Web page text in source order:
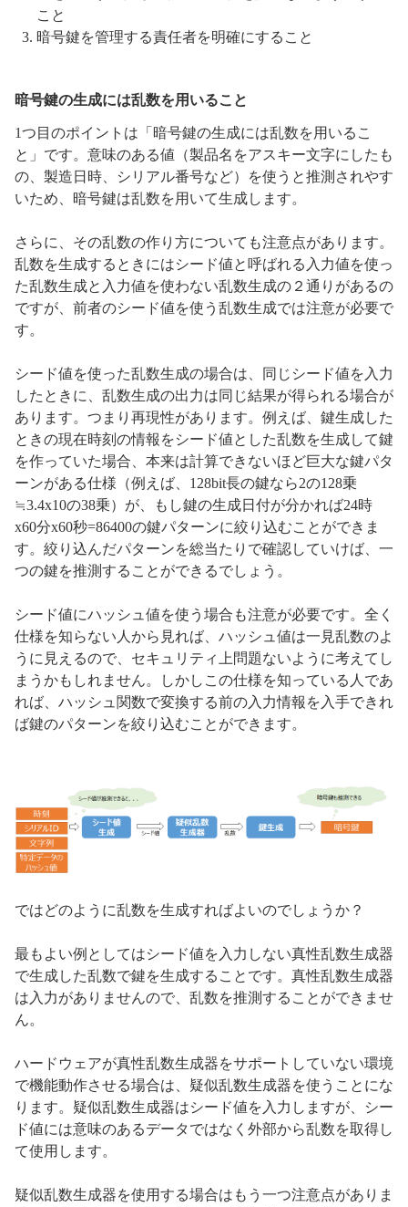
こと
暗号鍵を管理する責任者を明確にすること
暗号鍵の生成には乱数を用いること
1つ目のポイントは「暗号鍵の生成には乱数を用いるこ
と」です。意味のある値（製品名をアスキー文字にしたも
の、製造日時、シリアル番号など）を使うと推測されやす
いため、暗号鍵は乱数を用いて生成します。
さらに、その乱数の作り方についても注意点があります。
乱数を生成するときにはシード値と呼ばれる入力値を使っ
た乱数生成と入力値を使わない乱数生成の２通りがあるの
ですが、前者のシード値を使う乱数生成では注意が必要で
す。
シード値を使った乱数生成の場合は、同じシード値を入力
したときに、乱数生成の出力は同じ結果が得られる場合が
あります。つまり再現性があります。例えば、鍵生成した
ときの現在時刻の情報をシード値とした乱数を生成して鍵
を作っていた場合、本来は計算できないほど巨大な鍵パタ
ーンがある仕様（例えば、128bit長の鍵なら2の128乗
≒3.4x10の38乗）が、もし鍵の生成日付が分かれば24時
x60分x60秒=86400の鍵パターンに絞り込むことができま
す。絞り込んだパターンを総当たりで確認していけば、一
つの鍵を推測することができるでしょう。
シード値にハッシュ値を使う場合も注意が必要です。全く
仕様を知らない人から見れば、ハッシュ値は一見乱数のよ
うに見えるので、セキュリティ上問題ないように考えてし
まうかもしれません。しかしこの仕様を知っている人であ
れば、ハッシュ関数で変換する前の入力情報を入手できれ
ば鍵のパターンを絞り込むことができます。
ではどのように乱数を生成すればよいのでしょうか？
最もよい例としてはシード値を入力しない真性乱数生成器
で生成した乱数で鍵を生成することです。真性乱数生成器
は入力がありませんので、乱数を推測することができませ
ん。
ハードウェアが真性乱数生成器をサポートしていない環境
で機能動作させる場合は、疑似乱数生成器を使うことにな
ります。疑似乱数生成器はシード値を入力しますが、シー
ド値には意味のあるデータではなく外部から乱数を取得し
て使用します。
疑似乱数生成器を使用する場合はもう一つ注意点がありま